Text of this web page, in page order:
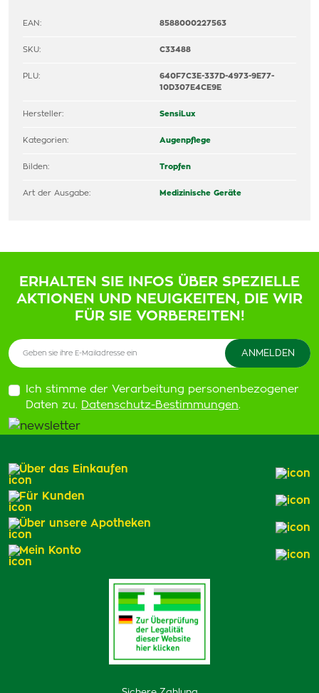
EAN: 8588000227563
SKU: C33488
PLU:
640F7C3E-337D-4973-9E77-
10D307E4CE9E
Hersteller: SensiLux
Kategorien: Augenpflege
Bilden: Tropfen
Art der Ausgabe: Medizinische Geräte
ERHALTEN SIE INFOS ÜBER SPEZIELLE
AKTIONEN UND NEUIGKEITEN, DIE WIR
FÜR SIE VORBEREITEN!
Ich stimme der Verarbeitung personenbezogener
Daten zu. Datenschutz-Bestimmungen.
Über das Einkaufen
Für Kunden
Über unsere Apotheken
Mein Konto